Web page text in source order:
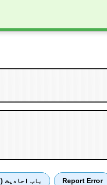
Report Error باب احادیث (27)